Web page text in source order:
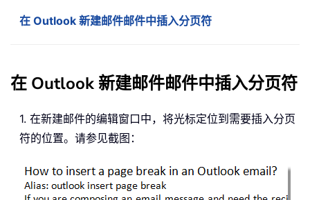
在 Outlook 新建邮件邮件中插入分页符
在 Outlook 新建邮件邮件中插入分页符
1. 在新建邮件的编辑窗口中，将光标定位到需要插入分页
符的位置。请参见截图：